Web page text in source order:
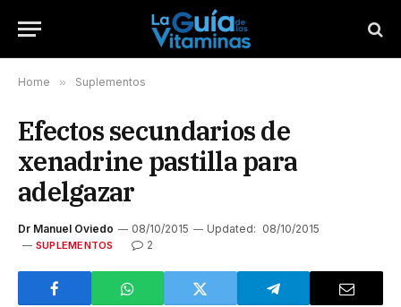
Home » Suplementos
Efectos secundarios de
xenadrine pastilla para
adelgazar
Dr Manuel Oviedo 08/10/2015 Updated: 08/10/2015
SUPLEMENTOS 2